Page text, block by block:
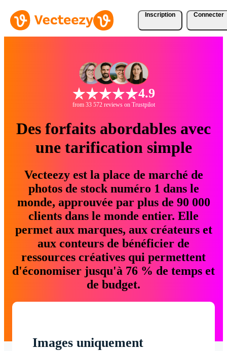
Inscription Connecter
4.9
from 33 572 reviews on Trustpilot
Des forfaits abordables avec
une tarification simple
Vecteezy est la place de marché de
photos de stock numéro 1 dans le
monde, approuvée par plus de 90 000
clients dans le monde entier. Elle
permet aux marques, aux créateurs et
aux conteurs de bénéficier de
ressources créatives qui permettent
d'économiser jusqu'à 76 % de temps et
de budget.
Images uniquement